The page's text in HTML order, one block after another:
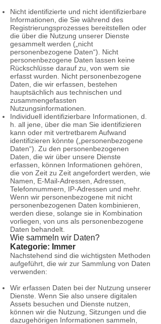
Nicht identifizierte und nicht identifizierbare
Informationen, die Sie während des
Registrierungsprozesses bereitstellen oder
die über die Nutzung unserer Dienste
gesammelt werden („nicht
personenbezogene Daten“). Nicht
personenbezogene Daten lassen keine
Rückschlüsse darauf zu, von wem sie
erfasst wurden. Nicht personenbezogene
Daten, die wir erfassen, bestehen
hauptsächlich aus technischen und
zusammengefassten
Nutzungsinformationen.
Individuell identifizierbare Informationen, d.
h. all jene, über die man Sie identifizieren
kann oder mit vertretbarem Aufwand
identifizieren könnte („personenbezogene
Daten“). Zu den personenbezogenen
Daten, die wir über unsere Dienste
erfassen, können Informationen gehören,
die von Zeit zu Zeit angefordert werden, wie
Namen, E-Mail-Adressen, Adressen,
Telefonnummern, IP-Adressen und mehr.
Wenn wir personenbezogene mit nicht
personenbezogenen Daten kombinieren,
werden diese, solange sie in Kombination
vorliegen, von uns als personenbezogene
Daten behandelt.
Wie sammeln wir Daten?
Kategorie: Immer
Nachstehend sind die wichtigsten Methoden
aufgeführt, die wir zur Sammlung von Daten
verwenden:
Wir erfassen Daten bei der Nutzung unserer
Dienste. Wenn Sie also unsere digitalen
Assets besuchen und Dienste nutzen,
können wir die Nutzung, Sitzungen und die
dazugehörigen Informationen sammeln,